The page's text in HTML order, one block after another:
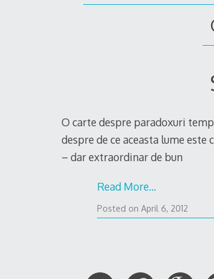
O carte despre paradoxuri
despre de ce aceasta lume
– dar extraordinar de bun
Read More…
Posted onApril 6, 2012